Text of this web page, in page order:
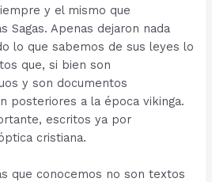
y el mismo que
Sagas. Apenas dejaron nada
lo que sabemos de sus leyes lo
que, si bien son
y son documentos
posteriores a la época vikinga.
escritos ya por
cristiana.
que conocemos no son textos